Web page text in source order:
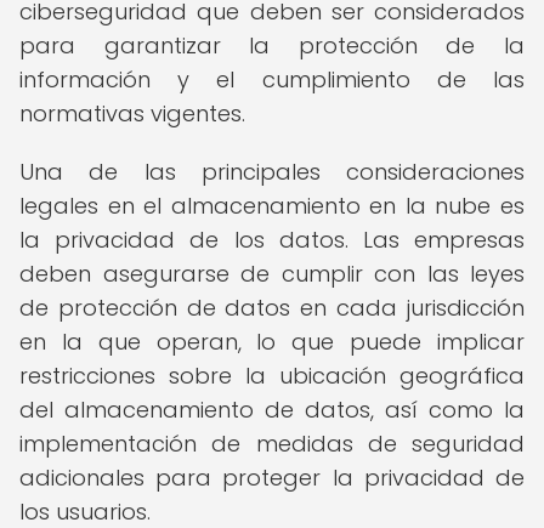
ciberseguridad que deben ser considerados
para garantizar la protección de la
información y el cumplimiento de las
normativas vigentes.
Una de las principales consideraciones
legales en el almacenamiento en la nube es
la privacidad de los datos. Las empresas
deben asegurarse de cumplir con las leyes
de protección de datos en cada jurisdicción
en la que operan, lo que puede implicar
restricciones sobre la ubicación geográfica
del almacenamiento de datos, así como la
implementación de medidas de seguridad
adicionales para proteger la privacidad de
los usuarios.